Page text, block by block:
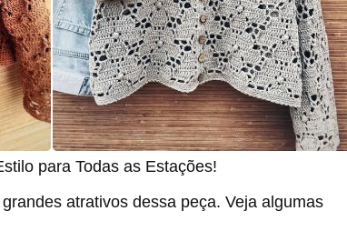
para Todas as Estações!
atrativos dessa peça. Veja algumas